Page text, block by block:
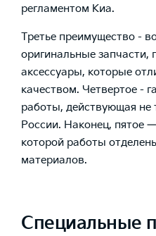
регламентом Киа.
Третье преимущество -
оригинальные запчасти,
аксессуары, которые
качеством. Четвертое -
работы, действующая не
России. Наконец, пятое
которой работы
материалов.
Специальные